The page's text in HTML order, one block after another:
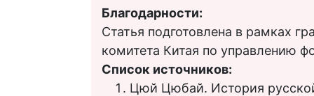
Благодарности:
Статья подготовлена в рамках
комитета Китая по управлению
Список источников:
Цюй Цюбай. История